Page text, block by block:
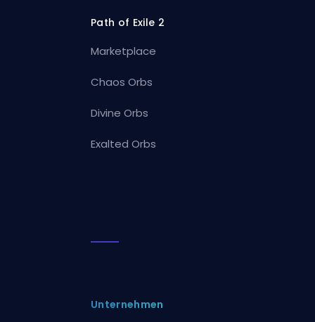
Path of Exile 2
Marketplace
Chaos Orbs
Divine Orbs
Exalted Orbs
Unternehmen